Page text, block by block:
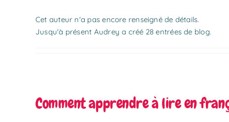
Cet auteur n'a pas encore renseigné de détails.
Jusqu'à présent Audrey a créé 28 entrées de blog.
Comment apprendre à lire en